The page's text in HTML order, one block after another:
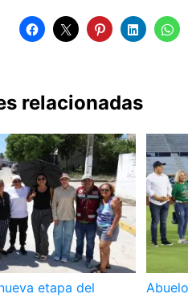
relacionadas
etapa del